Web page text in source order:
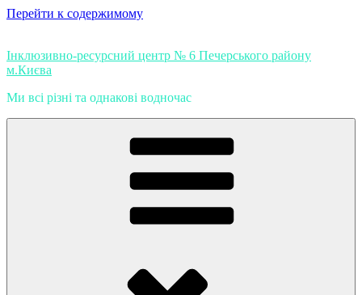
Перейти к содержимому
Інклюзивно-ресурсний центр № 6 Печерського району
м.Києва
Ми всі різні та однакові водночас